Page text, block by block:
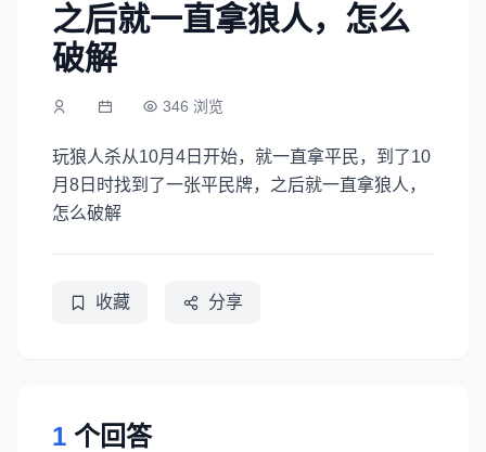
之后就一直拿狼人，怎么
破解
346 浏览
玩狼人杀从10月4日开始，就一直拿平民，到了10
月8日时找到了一张平民牌，之后就一直拿狼人，
怎么破解
收藏 分享
1 个回答